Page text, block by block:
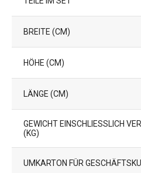
BREITE (CM)
HÖHE (CM)
LÄNGE (CM)
GEWICHT EINSCHLIESSLICH
KG)
UMKARTON FÜR